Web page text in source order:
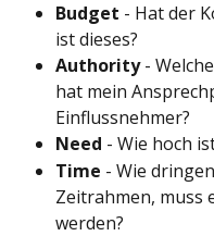
Budget - Hat der
ist dieses?
Authority -
hat mein
Einflussnehmer?
Need - Wie hoch
Time - Wie
Zeitrahmen, muss
werden?